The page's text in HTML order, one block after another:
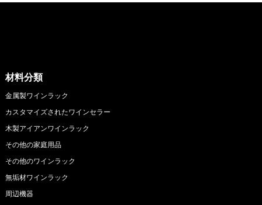
材料分類
金属製ワインラック
カスタマイズされたワインセラー
木製アイアンワインラック
その他の家庭用品
その他のワインラック
無垢材ワインラック
周辺機器